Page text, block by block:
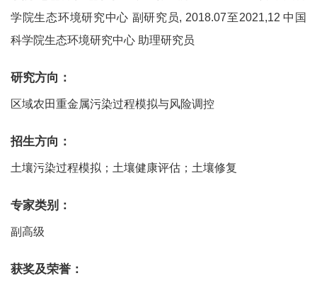
学院生态环境研究中心 副研究员, 2018.07至2021,12 中国
科学院生态环境研究中心 助理研究员
研究方向：
区域农田重金属污染过程模拟与风险调控
招生方向：
土壤污染过程模拟；土壤健康评估；土壤修复
专家类别：
副高级
获奖及荣誉：